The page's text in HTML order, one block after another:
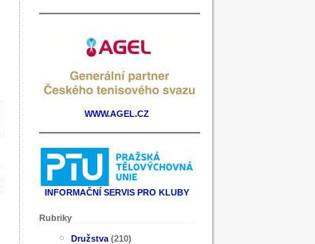
WWW.AGEL.CZ
INFORMAČNÍ SERVIS PRO KLUBY
Rubriky
Družstva (210)